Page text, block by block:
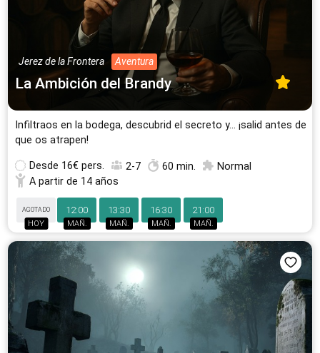
26 Escape Rooms 24 Escape Rooms
24 Escape Rooms
Granada
23 Escape Rooms
Vigo Santander
22 Escape Rooms
Valladolid
20 Escape Rooms
Palma de Mallorca
Cáceres
17 Escape Rooms
Mataró
Todas las ciudades
Jerez de la Frontera Aventura
La Ambición del Brandy
Infiltraos en la bodega, descubrid el secreto y… ¡salid antes de
que os atrapen!
Desde 16€ pers. 2-7 60 min.
Normal
A partir de 14 años
AGOTADO
HOY
12:00
MAÑ.
13:30
MAÑ.
16:30
MAÑ.
21:00
MAÑ.